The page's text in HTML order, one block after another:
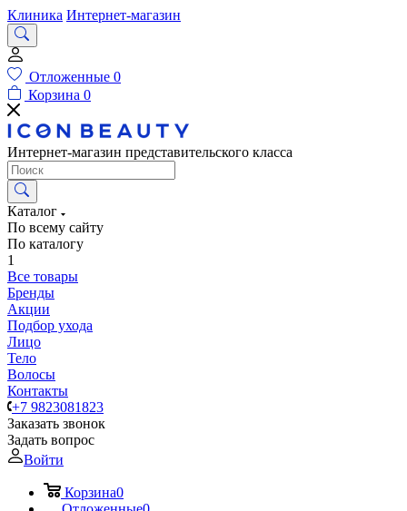
Клиника Интернет-магазин
Отложенные 0
Корзина 0
Интернет-магазин представительского класса
Каталог
По всему сайту
По каталогу
1
Все товары
Бренды
Акции
Подбор ухода
Лицо
Тело
Волосы
Контакты
+7 9823081823
Заказать звонок
Задать вопрос
Войти
Корзина0